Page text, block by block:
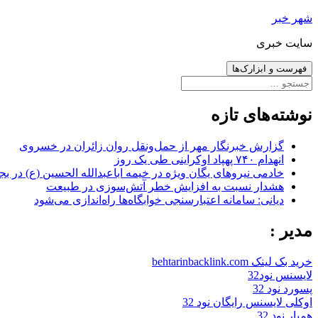
رفتن
نوشته‌ها
شهر خبر
سایت خبری
فهرست و ابزارک‌ها
جستجو
نوشته‌های تازه
گزارش خبرنگار مهر از حمل‌ونقل روان زائران در خسروی
انهدام ۷۴۰ پهپاد اوکراینی طی یک روز
خادمی نیروهای یگان ویژه در خیمه اباعبدالله الحسین (ع) در
هشدار نسبت به افزایش خطر آتش‌سوزی در طبیعت
دیانی: سامانه اعتبارسنجی خوابگاه‌ها راه‌اندازی می‌شود
مدیر :
خرید بک لینک behtarinbacklink.com
لایسنس نود32
پسورد نود 32
اوکلی لایسنس رایگان نود 32
همیار نود 32